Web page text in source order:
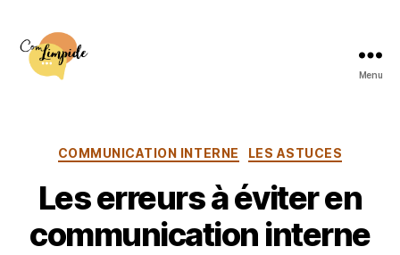
Menu
Catégories
COMMUNICATION INTERNE LES ASTUCES
Les erreurs à éviter en
communication interne